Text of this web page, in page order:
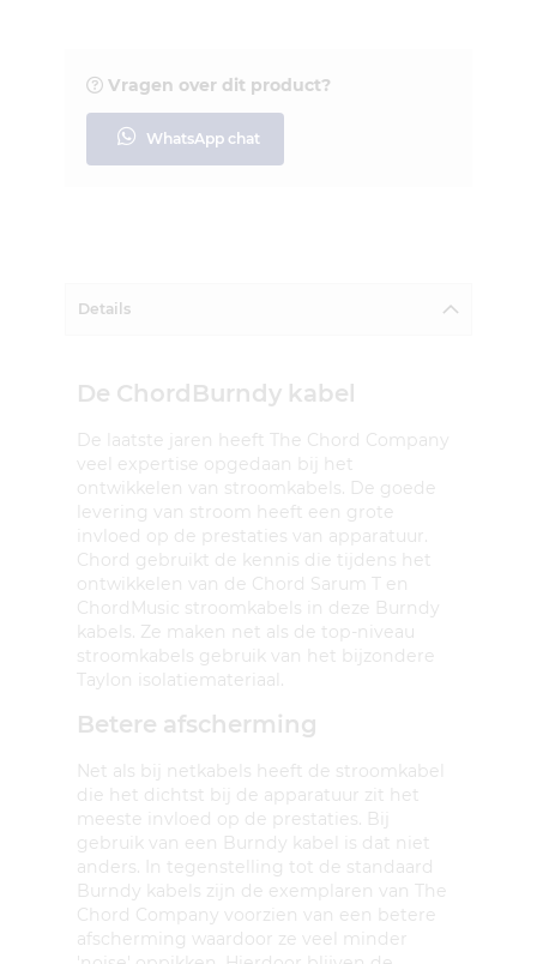
Vragen over dit product?
WhatsApp chat
Details
De ChordBurndy kabel
De laatste jaren heeft The Chord Company
veel expertise opgedaan bij het
ontwikkelen van stroomkabels. De goede
levering van stroom heeft een grote
invloed op de prestaties van apparatuur.
Chord gebruikt de kennis die tijdens het
ontwikkelen van de Chord Sarum T en
ChordMusic stroomkabels in deze Burndy
kabels. Ze maken net als de top-niveau
stroomkabels gebruik van het bijzondere
Taylon isolatiemateriaal.
Betere afscherming
Net als bij netkabels heeft de stroomkabel
die het dichtst bij de apparatuur zit het
meeste invloed op de prestaties. Bij
gebruik van een Burndy kabel is dat niet
anders. In tegenstelling tot de standaard
Burndy kabels zijn de exemplaren van The
Chord Company voorzien van een betere
afscherming waardoor ze veel minder